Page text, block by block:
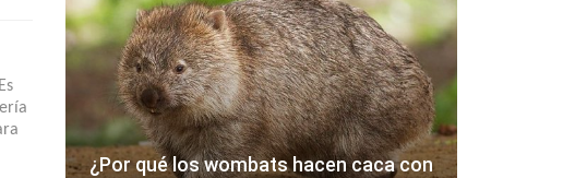
¿Por qué los wombats hacen caca con